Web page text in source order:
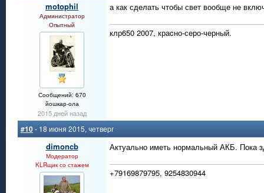
motophil
Администратор
Опытный
Сообщений: 670
йошкар-ола
2015 дней назад
а как сделать чтобы свет вообще не
клр650 2007, краcно-серо-черный.
#10- 18 июня 2015, четверг
dimoncb
Модератор
KLRщик со стажем
Актуально иметь нормальный АКБ. Пока
+79169879795, 9254830944